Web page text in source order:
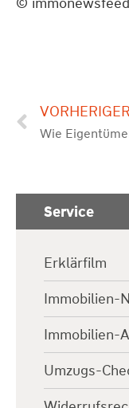
Service
Erklärfilm
Immobilien-
Immobilien-
Umzugs-